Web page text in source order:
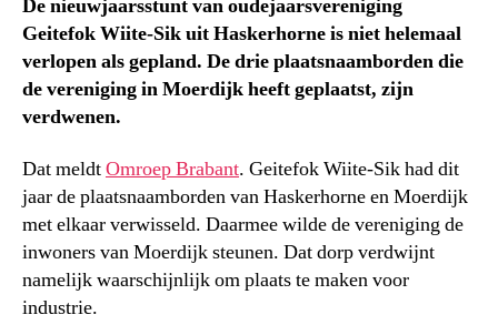
De nieuwjaarsstunt van oudejaarsvereniging
Geitefok Wiite-Sik uit Haskerhorne is niet helemaal
verlopen als gepland. De drie plaatsnaamborden die
de vereniging in Moerdijk heeft geplaatst, zijn
verdwenen.
Dat meldtOmroep Brabant. Geitefok Wiite-Sik had dit
jaar de plaatsnaamborden van Haskerhorne en Moerdijk
met elkaar verwisseld. Daarmee wilde de vereniging de
inwoners van Moerdijk steunen. Dat dorp verdwijnt
namelijk waarschijnlijk om plaats te maken voor
industrie.